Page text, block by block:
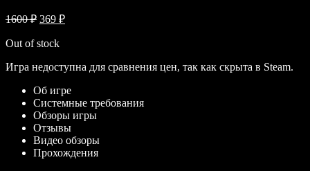
1600₽ 369 ₽
Out of stock
Игра недоступна для сравнения цен, так как скрыта в Steam.
Об игре
Системные требования
Обзоры игры
Отзывы
Видео обзоры
Прохождения